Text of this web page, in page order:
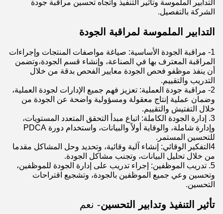
التدابير الملموسة وتأثير التنفيذ واتجاه تحسين مراقبة جودة
الشركة بالتفصيل.
التدابير الملموسة لمراقبة الجودة
1- مراقبة الجودة الأساسية: صياغة مواصفات المنتجات وإجراءات
المراقبة المعترف بها في الصناعة، وإنشاء قسم الجودة،وتضمن
أن ينفذ موظفو فحص الجودة معايير الفحص بدقة من خلال
التدريب والتقييم.
2- مراقبة جودة العملية: تعزيز فهم جميع الإدارات لجودة العملية،
وضمان عملية إنتاج معقولة ومسؤولية واضحة عن الجودة من
خلال التفتيش والتقييم.
3. إدارة الجودة الكاملة: اتباع مبدأ التحقق المتعدد المستويات،
وإدارة شاملة، والوقاية أولاً والبيانات، واستخدام دورة PDCA
للتحسين المستمر.
4التفكير الوقائي: إنشاء آلية وقائية، وتحديد وحل المشاكل مقدما
من خلال تحليل البيانات، وتجنب مشاكل الجودة.
5. تدريب الموظفين: إجراء تدريب على إدارة الجودة للموظفين،
وتحسين وعي جميع الموظفين بالجودة، وتشجيع اقتراحات
التحسين.
تأثير التنفيذ وتدابير التحسين- نعم